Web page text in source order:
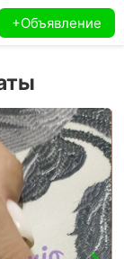
+Объявление